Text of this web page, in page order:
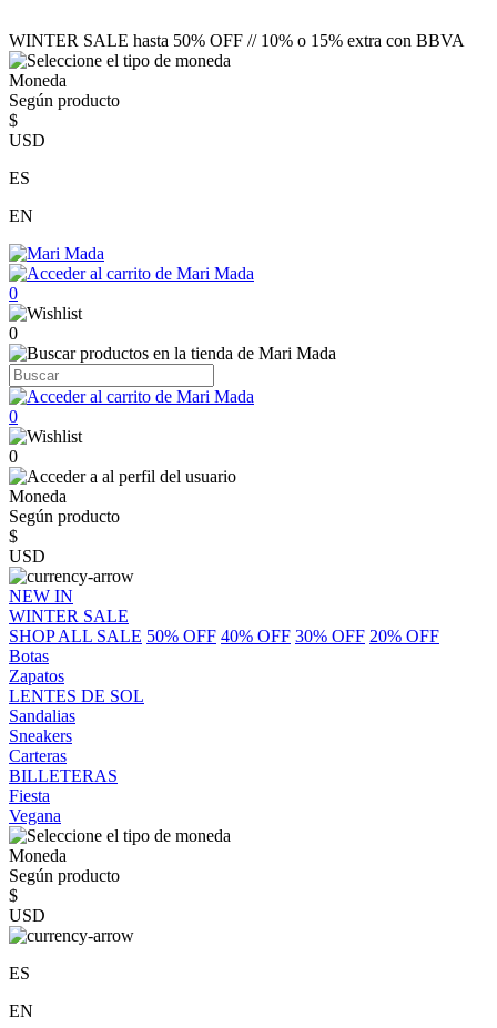
WINTER SALE hasta 50% OFF // 10% o 15% extra con BBVA
Moneda
Según producto
$
USD
ES
EN
0
0
0
0
Moneda
Según producto
$
USD
NEW IN
WINTER SALE
SHOP ALL SALE 50% OFF 40% OFF 30% OFF 20% OFF
Botas
Zapatos
LENTES DE SOL
Sandalias
Sneakers
Carteras
BILLETERAS
Fiesta
Vegana
Moneda
Según producto
$
USD
ES
EN